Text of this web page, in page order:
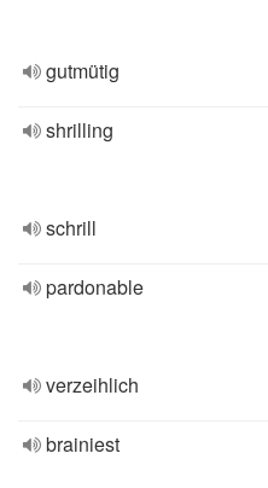
gutmütig
shrilling
schrill
pardonable
verzeihlich
brainiest